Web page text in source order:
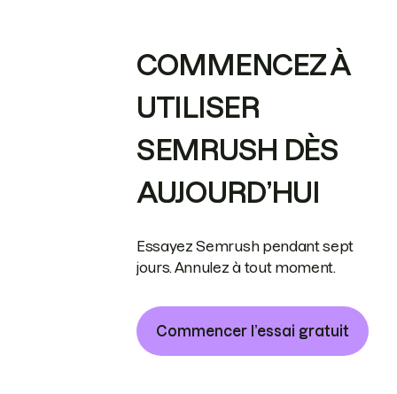
COMMENCEZ À
UTILISER
SEMRUSH DÈS
AUJOURD’HUI
Essayez Semrush pendant sept
jours. Annulez à tout moment.
Commencer l’essai gratuit